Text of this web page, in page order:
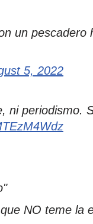
un pescadero
5, 2022
ni periodismo.
NO teme la